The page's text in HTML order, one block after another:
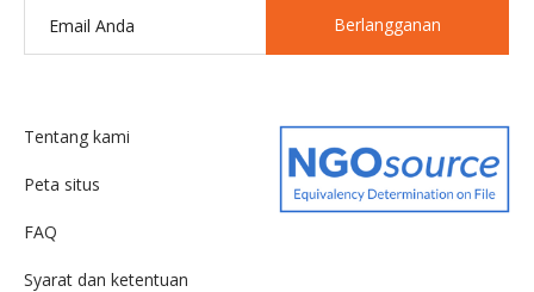
Berlangganan
Tentang kami
Peta situs
FAQ
Syarat dan ketentuan